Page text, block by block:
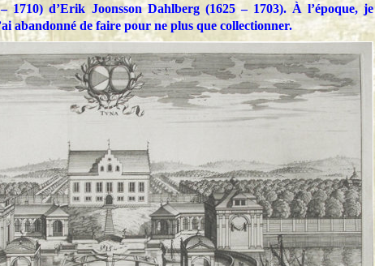
1710) d’Erik Joonsson Dahlberg (1625 – 1703). À l’époque, je
abandonné de faire pour ne plus que collectionner.